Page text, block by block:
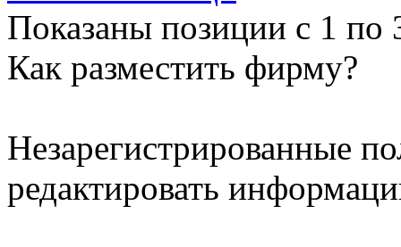
Показаны позиции с 1 по
Как разместить фирму?
Незарегистрированные
редактировать